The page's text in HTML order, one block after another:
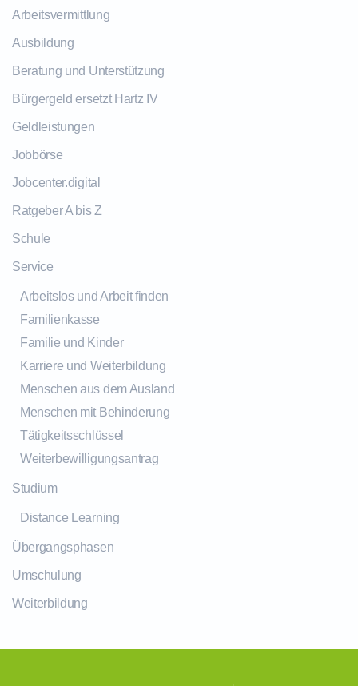
Arbeitsvermittlung
Ausbildung
Beratung und Unterstützung
Bürgergeld ersetzt Hartz IV
Geldleistungen
Jobbörse
Jobcenter.digital
Ratgeber A bis Z
Schule
Service
Arbeitslos und Arbeit finden
Familienkasse
Familie und Kinder
Karriere und Weiterbildung
Menschen aus dem Ausland
Menschen mit Behinderung
Tätigkeitsschlüssel
Weiterbewilligungsantrag
Studium
Distance Learning
Übergangsphasen
Umschulung
Weiterbildung